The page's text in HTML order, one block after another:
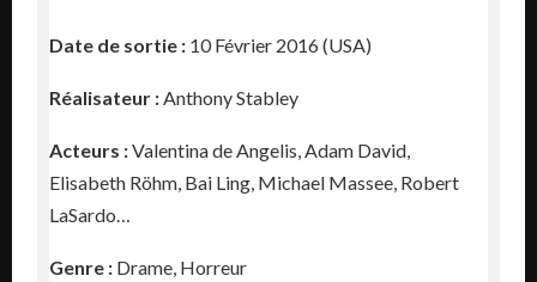
Date de sortie : 10 Février 2016 (USA)
Réalisateur :Anthony Stabley
Acteurs :Valentina de Angelis, Adam David,
Elisabeth Röhm, Bai Ling, Michael Massee, Robert
LaSardo…
Genre : Drame, Horreur